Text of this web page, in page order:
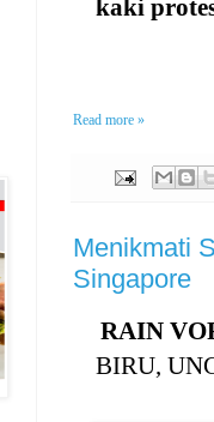
kaki
Read more »
Menikmati
Singapore
RAIN
BIRU,